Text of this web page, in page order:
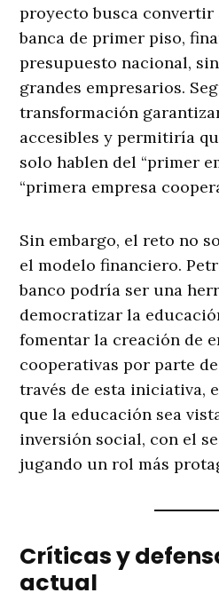
proyecto busca convertir
banca de primer piso,
presupuesto nacional,
grandes empresarios.
transformación
accesibles y permitiría
solo hablen del “primer
“primera empresa
Sin embargo, el reto no
el modelo financiero.
banco podría ser una
democratizar la
fomentar la creación de
cooperativas por parte
través de esta iniciativa,
que la educación sea
inversión social, con el
jugando un rol más
Críticas y
actual